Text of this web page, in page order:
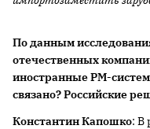
По данным
отечественных
иностранные PM-
связано? Российские
Константин Капошко: В